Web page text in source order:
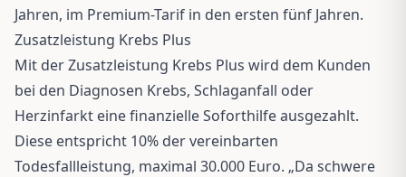
Jahren, im Premium-Tarif in den ersten fünf Jahren.
Zusatzleistung Krebs Plus
Mit der Zusatzleistung Krebs Plus wird dem Kunden
bei den Diagnosen Krebs, Schlaganfall oder
Herzinfarkt eine finanzielle Soforthilfe ausgezahlt.
Diese entspricht 10% der vereinbarten
Todesfallleistung, maximal 30.000 Euro. „Da schwere